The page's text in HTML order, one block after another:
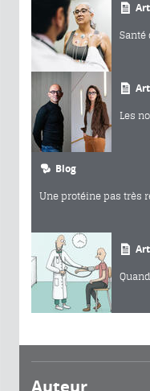
Santé
Les
Blog
Une protéine pas très